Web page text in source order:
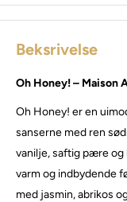
Beksrivelse
Oh Honey! – Maison
Oh Honey! er en
sanserne med ren
vanilje, saftig pære og
varm og indbydende
med jasmin, abrikos